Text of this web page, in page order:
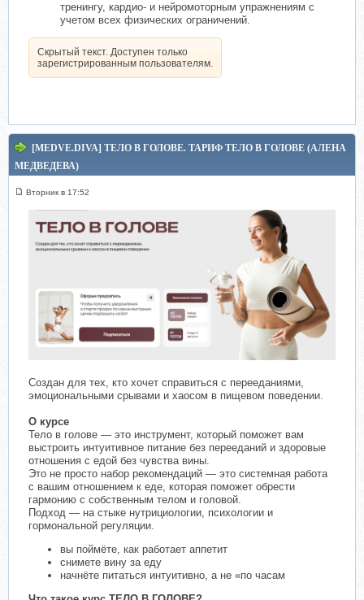
тренингу, кардио- и нейромоторным упражнениям с
учетом всех физических ограничений.
Скрытый текст. Доступен только
зарегистрированным пользователям.
[MEDVE.DIVA] ТЕЛО В ГОЛОВЕ. ТАРИФ ТЕЛО В ГОЛОВЕ (АЛЕНА
МЕДВЕДЕВА)
Вторник в 17:52
Создан для тех, кто хочет справиться с перееданиями,
эмоциональными срывами и хаосом в пищевом поведении.
О курсе
Тело в голове — это инструмент, который поможет вам
выстроить интуитивное питание без перееданий и здоровые
отношения с едой без чувства вины.
Это не просто набор рекомендаций — это системная работа
с вашим отношением к еде, которая поможет обрести
гармонию с собственным телом и головой.
Подход — на стыке нутрициологии, психологии и
гормональной регуляции.
вы поймёте, как работает аппетит
снимете вину за еду
начнёте питаться интуитивно, а не «по часам